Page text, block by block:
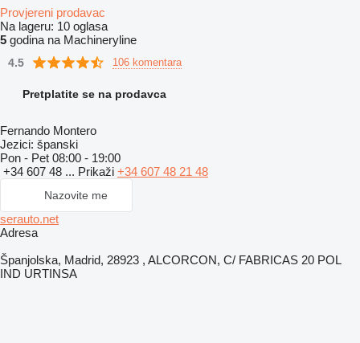
Provjereni prodavac
Na lageru: 10 oglasa
5 godina na Machineryline
4.5 106 komentara
Pretplatite se na prodavca
Fernando Montero
Jezici: španski
Pon - Pet 08:00 - 19:00
+34 607 48 ... Prikaži +34 607 48 21 48
Nazovite me
serauto.net
Adresa
Španjolska, Madrid, 28923 , ALCORCON, C/ FABRICAS 20 POL
IND URTINSA